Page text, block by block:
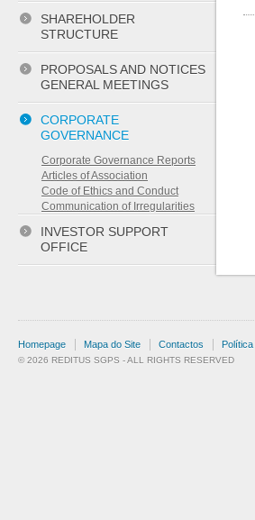
SHAREHOLDER
STRUCTURE
PROPOSALS AND NOTICES
GENERAL MEETINGS
CORPORATE
GOVERNANCE
Corporate Governance Reports
Articles of Association
Code of Ethics and Conduct
Communication of Irregularities
INVESTOR SUPPORT
OFFICE
Homepage Mapa do Site Contactos
© 2026 REDITUS SGPS - ALL RIGHTS RESERVED